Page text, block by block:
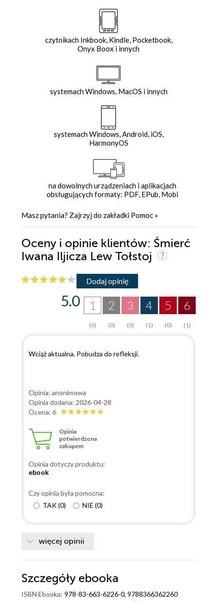
czytnikach Inkbook, Kindle, Pocketbook,
Onyx Boox i innych
systemach Windows, MacOS i innych
systemach Windows, Android, iOS,
HarmonyOS
na dowolnych urządzeniach i aplikacjach
obsługujących formaty: PDF, EPub, Mobi
Masz pytania? Zajrzyj do zakładki Pomoc »
Oceny i opinie klientów: Śmierć
Iwana Iljicza Lew Tołstoj
Dodaj opinię
6
(1)
5
(0)
4
(1)
3
(0)
2
(0)
1
(0)
5.0
Wciąż aktualna. Pobudza do refleksji.
Opinia: anonimowa
Opinia dodana: 2026-04-28
Ocena: 6
Opinia
potwierdzona
zakupem
Opinia dotyczy produktu:
ebook
Czy opinia była pomocna:
TAK(0) NIE (0)
więcej opinii
Szczegóły ebooka
ISBN Ebooka: 978-83-663-6226-0, 9788366362260